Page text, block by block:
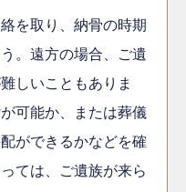
を取り、納骨の時期
。遠方の場合、ご遺
しいこともありま
可能か、または葬儀
ができるかなどを確
ては、ご遺族が来ら